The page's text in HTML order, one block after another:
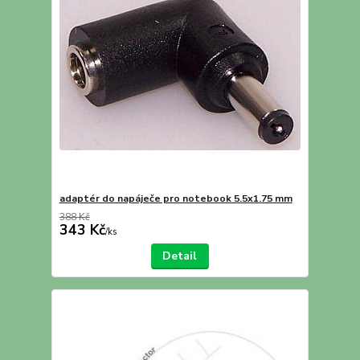
adaptér do napáječe pro notebook 5.5x1.75 mm
388 Kč
343 Kč/ks
Detail